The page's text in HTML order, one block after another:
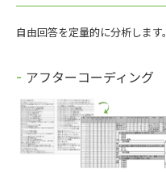
自由回答を定量的に分析します。
アフターコーディング